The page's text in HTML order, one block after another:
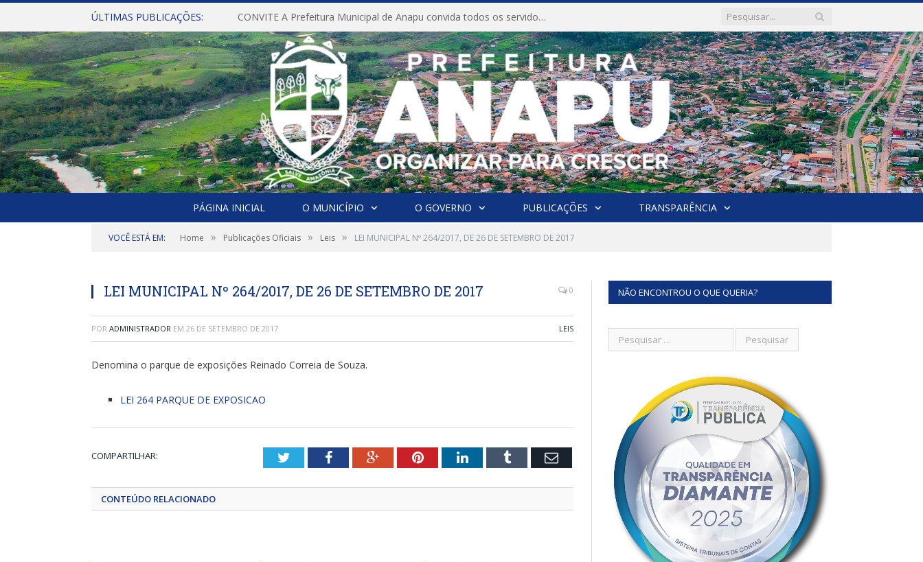
ÚLTIMAS PUBLICAÇÕES: CONVITE A Prefeitura Municipal de Anapu convida todos os servidores públicos municipais para participarem da Audiência Pública de discussão da Lei de Diretrizes Orçamentárias (LDO), importante instrumento de planejamento das ações e investimentos da Administração Pública para o próximo exercício financeiro.
PÁGINA INICIAL O MUNICÍPIO O GOVERNO PUBLICAÇÕES TRANSPARÊNCIA
VOCÊ ESTÁ EM: Home » Publicações Oficiais » Leis » LEI MUNICIPAL Nº 264/2017, DE 26 DE SETEMBRO DE 2017
LEI MUNICIPAL Nº 264/2017, DE 26 DE SETEMBRO DE 2017 0
POR ADMINISTRADOR EM 26 DE SETEMBRO DE 2017 LEIS
Denomina o parque de exposições Reinado Correia de Souza.
LEI 264 PARQUE DE EXPOSICAO
COMPARTILHAR: TwitterFacebookGoogle+PinterestLinkedInTumblr Email
CONTEÚDO RELACIONADO
NÃO ENCONTROU O QUE QUERIA?